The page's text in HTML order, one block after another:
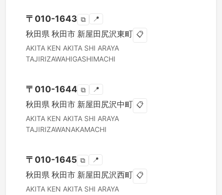
〒 010-1643 ⧉ 📍
秋田県 秋田市 新屋田尻沢東町 📋
AKITA KEN AKITA SHI ARAYA
TAJIRIZAWAHIGASHIMACHI
〒 010-1644 ⧉ 📍
秋田県 秋田市 新屋田尻沢中町 📋
AKITA KEN AKITA SHI ARAYA
TAJIRIZAWANAKAMACHI
〒 010-1645 ⧉ 📍
秋田県 秋田市 新屋田尻沢西町 📋
AKITA KEN AKITA SHI ARAYA